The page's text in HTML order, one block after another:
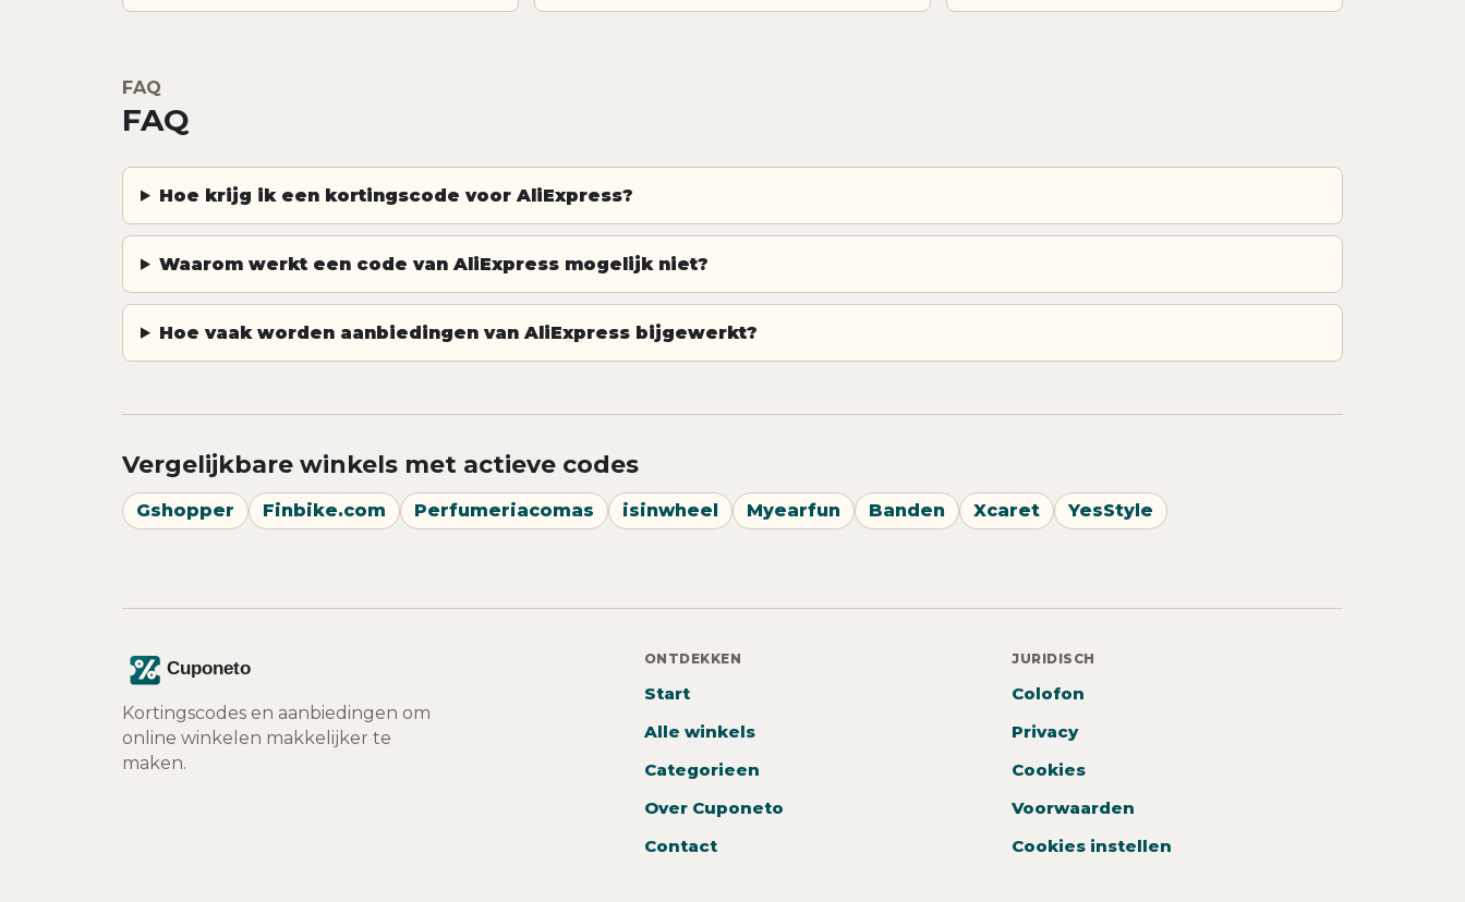
FAQ
FAQ
Hoe krijg ik een kortingscode voor AliExpress?
Waarom werkt een code van AliExpress mogelijk niet?
Hoe vaak worden aanbiedingen van AliExpress bijgewerkt?
Vergelijkbare winkels met actieve codes
Gshopper Finbike.com Perfumeriacomas isinwheel Myearfun Banden Xcaret YesStyle
Kortingscodes en aanbiedingen om
online winkelen makkelijker te
maken.
ONTDEKKEN
Start
Alle winkels
Categorieen
Over Cuponeto
Contact
JURIDISCH
Colofon
Privacy
Cookies
Voorwaarden
Cookies instellen